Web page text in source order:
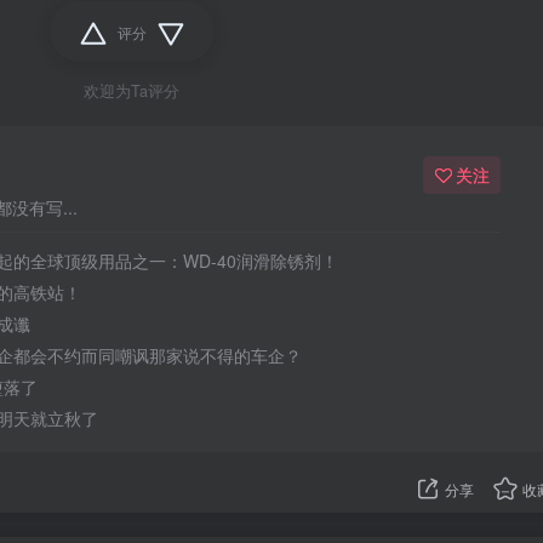
评分
欢迎为Ta评分
没有写...
关注
的全球顶级用品之一：WD-40润滑除锈剂！
高铁站！
谶
都会不约而同嘲讽那家说不得的车企？
了
天就立秋了
分享 收